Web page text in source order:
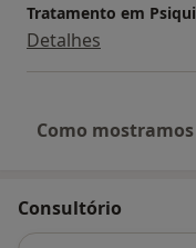
Tratamento em
Detalhes
Como mostramos
Consultório